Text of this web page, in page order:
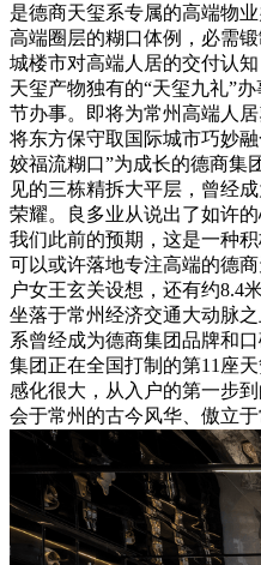
是德商天玺系专属的高端物
高端圈层的糊口体例，必需
城楼市对高端人居的交付认
天玺产物独有的“天玺九礼”
节办事。即将为常州高端人
将东方保守取国际城市巧妙
姣福流糊口”为成长的德商集
见的三栋精拆大平层，曾经
荣耀。良多业从说出了如许
我们此前的预期，这是一种
可以或许落地专注高端的德
户女王玄关设想，还有约8.4
坐落于常州经济交通大动脉
系曾经成为德商集团品牌和
集团正在全国打制的第11座
感化很大，从入户的第一步
会于常州的古今风华、傲立于